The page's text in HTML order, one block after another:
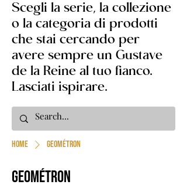
Scegli la serie, la collezione
o la categoria di prodotti
che stai cercando per
avere sempre un Gustave
de la Reine al tuo fianco.
Lasciati ispirare.
Home Geométron
Geométron